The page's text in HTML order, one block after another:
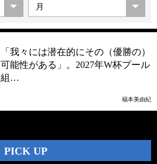
「我々には潜在的にその（優勝の）
可能性がある」。2027年W杯プール
組…
福本美由紀
PICK UP